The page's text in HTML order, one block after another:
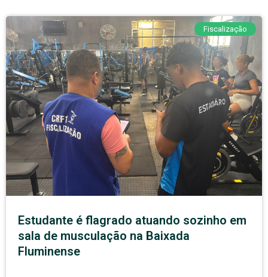
Fiscalização
Estudante é flagrado atuando sozinho em
sala de musculação na Baixada
Fluminense